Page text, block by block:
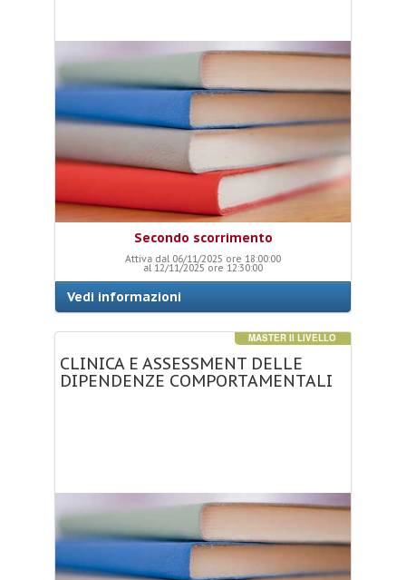
Secondo scorrimento
Attiva dal 06/11/2025 ore 18:00:00
al 12/11/2025 ore 12:30:00
Vedi informazioni
MASTER II LIVELLO
CLINICA E ASSESSMENT DELLE
DIPENDENZE COMPORTAMENTALI